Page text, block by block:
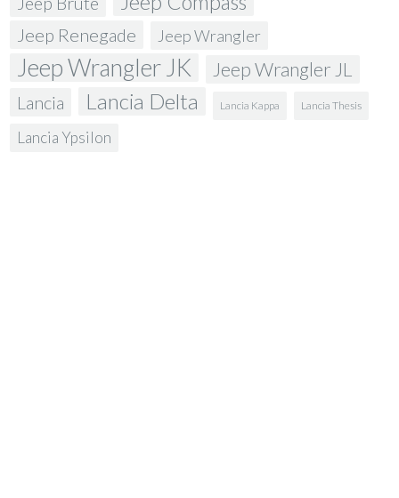
Jeep Renegade Jeep Wrangler
Jeep Wrangler JK Jeep Wrangler JL
Lancia Lancia Delta Lancia Kappa Lancia Thesis
Lancia Ypsilon